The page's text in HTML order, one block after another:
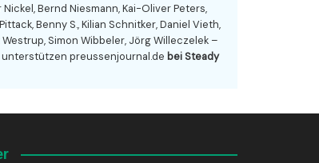
Nickel, Bernd Niesmann, Kai-Oliver Peters,
Benny S., Kilian Schnitker, Daniel Vieth,
Simon Wibbeler, Jörg Willeczelek –
unterstützen preussenjournal.de bei Steady